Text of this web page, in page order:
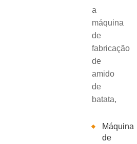
a
máquina
de
fabricação
de
amido
de
batata,
Máquina
de